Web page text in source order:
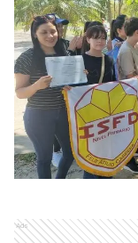
Ads